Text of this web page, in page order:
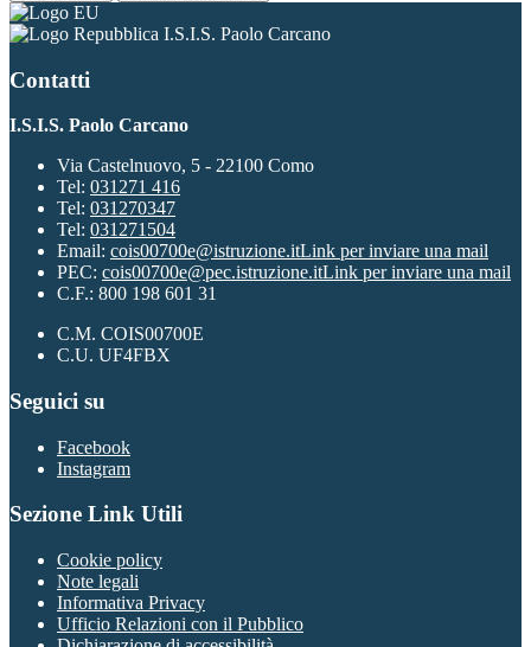
I.S.I.S. Paolo Carcano
Contatti
I.S.I.S. Paolo Carcano
Via Castelnuovo, 5 - 22100 Como
Tel: 031271 416
Tel: 031270347
Tel: 031271504
Email: cois00700e@istruzione.itLink per inviare una mail
PEC: cois00700e@pec.istruzione.itLink per inviare una mail
C.F.: 800 198 601 31
C.M. COIS00700E
C.U. UF4FBX
Seguici su
Facebook
Instagram
Sezione Link Utili
Cookie policy
Note legali
Informativa Privacy
Ufficio Relazioni con il Pubblico